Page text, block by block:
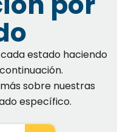
estado haciendo
sobre nuestras
específico.